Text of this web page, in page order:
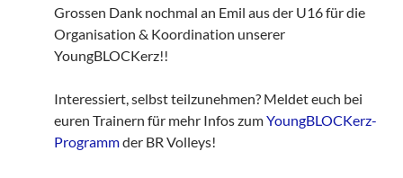
Grossen Dank nochmal an Emil aus der U16 für die
Organisation & Koordination unserer
YoungBLOCKerz!!
Interessiert, selbst teilzunehmen? Meldet euch bei
euren Trainern für mehr Infos zumYoungBLOCKerz-
Programmder BR Volleys!